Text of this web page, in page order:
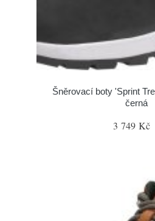
Šněrovací boty 'Sprint
černá
3 749 Kč